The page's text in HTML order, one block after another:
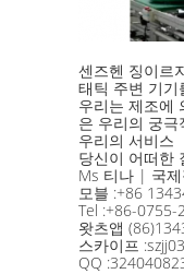
센즈헨 징이르
태틱 주변 기기
우리는 제조에
은 우리의 궁
우리의 서비스
당신이 어떠한
Ms 티나 | 국제
모블 :+86
Tel :+86-0755-
왓츠앱
스카이프
QQ